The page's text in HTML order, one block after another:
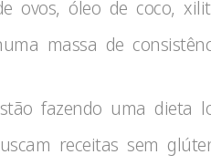
ovos, óleo de coco,
massa de
fazendo uma dieta
receitas sem